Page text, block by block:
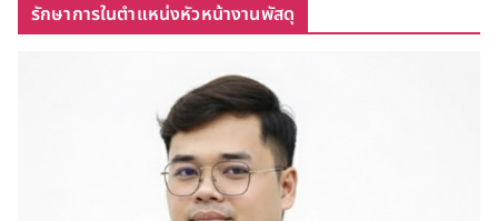
รักษาการในตำแหน่งหัวหน้างานพัสดุ